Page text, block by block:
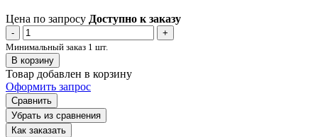
Цена по запросу Доступно к заказу
-
+
Минимальный заказ 1 шт.
В корзину
Товар добавлен в корзину
Оформить запрос
Сравнить
Убрать из сравнения
Как заказать